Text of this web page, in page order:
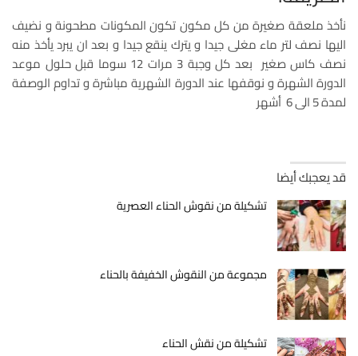
نأخذ ملعقة صغيرة من كل مكون تكون المكونات مطحونة و نضيف
اليها نصف لتر ماء مغلى جيدا و يترك ينقع جيدا و بعد ان يبرد يأخذ منه
نصف كاس صغير بعد كل وجبة 3 مرات 12 سوما قبل حلول موعد
الدورة الشهرة و نوقفها عند الدورة الشهرية مباشرة و تداوم الوصفة
لمدة 5 الى 6 أشهر
قد يعجبك أيضا
تشكيلة من نقوش الحناء العصرية
مجموعة من النقوش الخفيفة بالحناء
تشكيلة من نقش الحناء